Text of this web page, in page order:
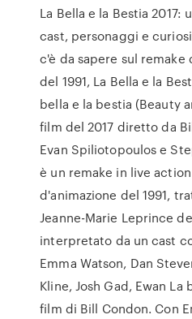
La Bella e la Bestia
cast, personaggi e
c'è da sapere sul
del 1991, La Bella e la
bella e la bestia (Beauty
film del 2017 diretto da
Evan Spiliotopoulos e
è un remake in live
d'animazione del 1991,
Jeanne-Marie Leprince
interpretato da un cast
Emma Watson, Dan
Kline, Josh Gad, Ewan La
film di Bill Condon. Con